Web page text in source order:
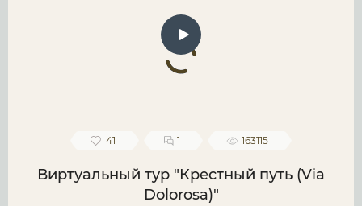
41 1 163115
Виртуальный тур "Крестный путь (Via
Dolorosa)"